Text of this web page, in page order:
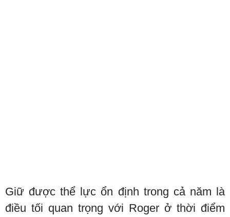
Giữ được thể lực ổn định trong cả năm là
điều tối quan trọng với Roger ở thời điểm